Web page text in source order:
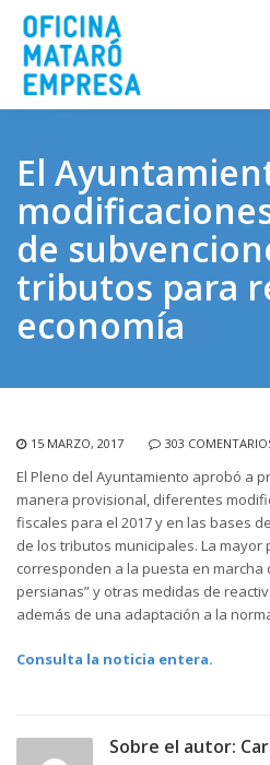
El
de
tributos para
economía
15 MARZO, 2017 303
El Pleno del Ayuntamiento aprobó a
manera provisional, diferentes
fiscales para el 2017 y en las bases
de los tributos municipales. La mayor
corresponden a la puesta en marcha
persianas” y otras medidas de
además de una adaptación a la
Consulta la noticia entera.
Sobre el autor: